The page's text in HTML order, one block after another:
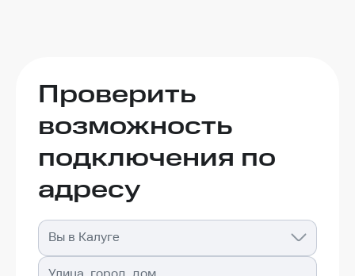
Проверить
возможность
подключения по
адресу
Вы в Калуге